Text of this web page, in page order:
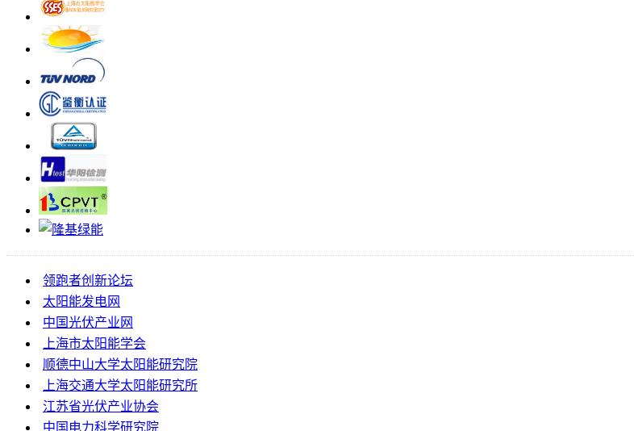
领跑者创新论坛
太阳能发电网
中国光伏产业网
上海市太阳能学会
顺德中山大学太阳能研究院
上海交通大学太阳能研究所
江苏省光伏产业协会
中国电力科学研究院